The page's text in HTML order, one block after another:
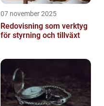
07 november 2025
Redovisning som verktyg
för styrning och tillväxt